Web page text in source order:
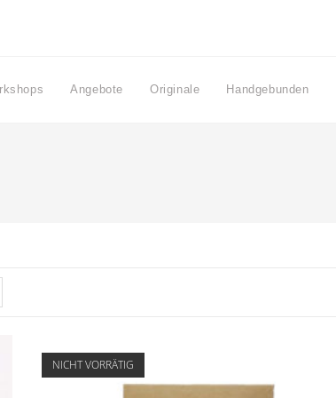
Angebote Originale Handgebunden
NICHT VORRÄTIG